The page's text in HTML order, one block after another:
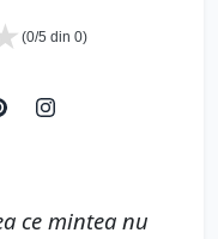
(0/5 din 0)
ce mintea nu